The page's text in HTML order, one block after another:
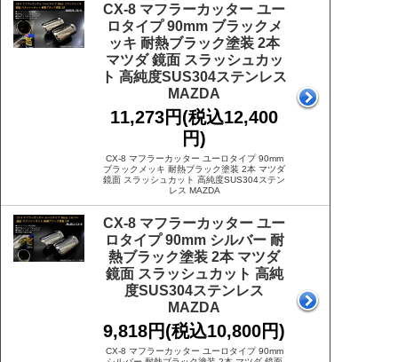
CX-8 マフラーカッター ユー
ロタイプ 90mm ブラックメ
ッキ 耐熱ブラック塗装 2本
マツダ 鏡面 スラッシュカッ
ト 高純度SUS304ステンレス
MAZDA
11,273円(税込12,400
円)
CX-8 マフラーカッター ユーロタイプ 90mm
ブラックメッキ 耐熱ブラック塗装 2本 マツダ
鏡面 スラッシュカット 高純度SUS304ステン
レス MAZDA
CX-8 マフラーカッター ユー
ロタイプ 90mm シルバー 耐
熱ブラック塗装 2本 マツダ
鏡面 スラッシュカット 高純
度SUS304ステンレス
MAZDA
9,818円(税込10,800円)
CX-8 マフラーカッター ユーロタイプ 90mm